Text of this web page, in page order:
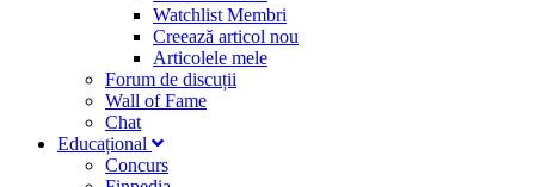
Watchlist Membri
Creează articol nou
Articolele mele
Forum de discuții
Wall of Fame
Chat
Educațional
Concurs